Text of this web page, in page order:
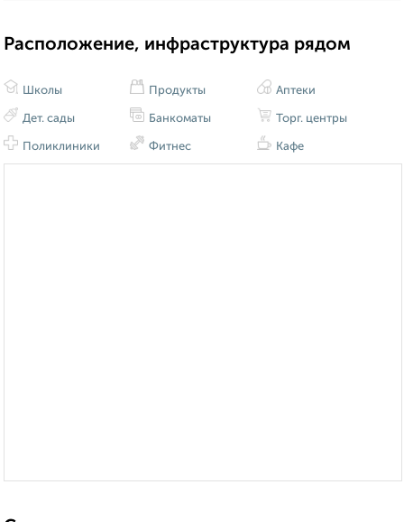
Расположение, инфраструктура рядом
Школы
Дет. сады
Поликлиники
Продукты
Банкоматы
Фитнес
Аптеки
Торг. центры
Кафе